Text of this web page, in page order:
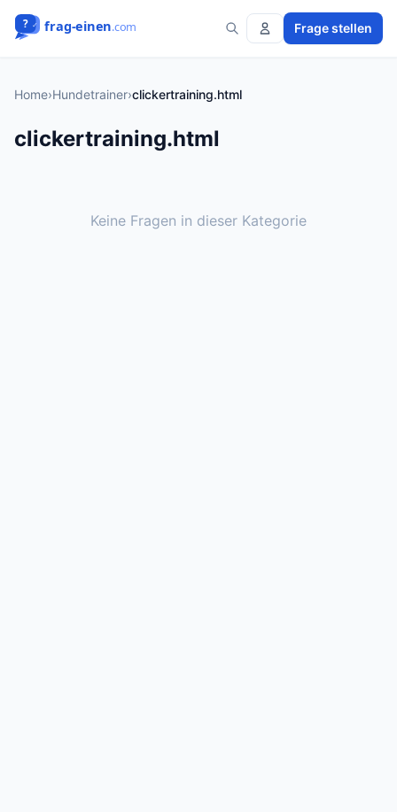
Frage stellen
Home›Hundetrainer›clickertraining.html
clickertraining.html
Keine Fragen in dieser Kategorie